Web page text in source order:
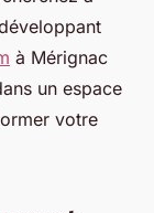
à Mérignac
un espace
votre